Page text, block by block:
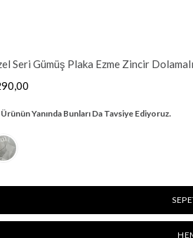
Seri Gümüş Plaka Ezme Zincir
Yanında Bunları Da Tavsiye Ediyoruz.